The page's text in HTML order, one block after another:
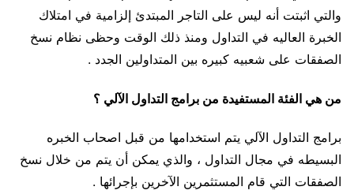
والتي اثبتت أنه ليس على التاجر المبتدئ إلزامية في امتلاك
الخبرة العاليه في التداول ومنذ ذلك الوقت وحظى نظام نسخ
الصفقات على شعبيه كبيره بين المتداولين الجدد .
من هي الفئة المستفيدة من برامج التداول الآلي ؟
برامج التداول الآلي يتم استخدامها من قبل اصحاب الخبره
البسيطه في مجال التداول ، والذي يمكن أن يتم من خلال نسخ
الصفقات التي قام المستثمرين الآخرين بإجرائها .